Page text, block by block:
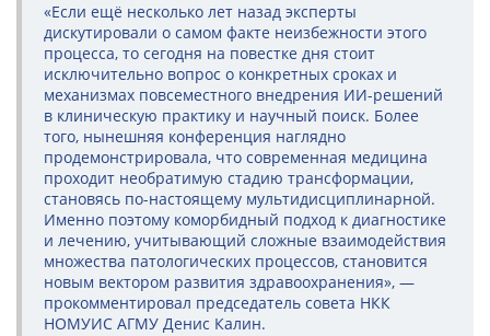
«Если ещё несколько лет назад эксперты
дискутировали о самом факте неизбежности этого
процесса, то сегодня на повестке дня стоит
исключительно вопрос о конкретных сроках и
механизмах повсеместного внедрения ИИ-решений
в клиническую практику и научный поиск. Более
того, нынешняя конференция наглядно
продемонстрировала, что современная медицина
проходит необратимую стадию трансформации,
становясь по-настоящему мультидисциплинарной.
Именно поэтому коморбидный подход к диагностике
и лечению, учитывающий сложные взаимодействия
множества патологических процессов, становится
новым вектором развития здравоохранения», —
прокомментировал председатель совета НКК
НОМУИС АГМУ Денис Калин.